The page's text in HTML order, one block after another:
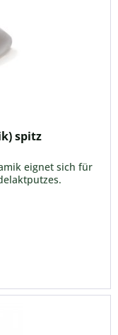
spitz
eignet sich für